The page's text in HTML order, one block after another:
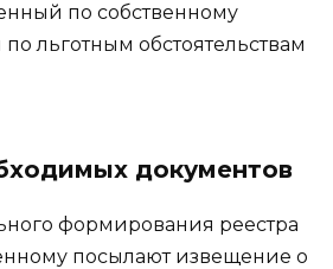
по собственному
льготным обстоятельствам
документов
формирования реестра
посылают извещение о